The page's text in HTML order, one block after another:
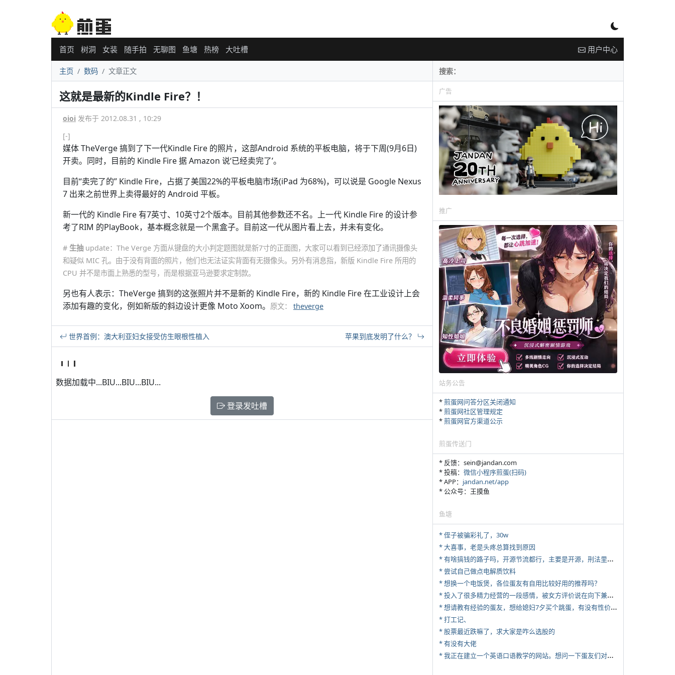
首页 树洞 女装 随手拍 无聊图 鱼塘 热榜 大吐槽 用户中心
主页 数码 文章正文
这就是最新的Kindle Fire？！
oioi 发布于 2012.08.31 , 10:29
[-]
媒体 TheVerge 搞到了下一代Kindle Fire 的照片，这部Android 系统的平板电脑，将于下周(9月6日)
开卖。同时，目前的 Kindle Fire 据 Amazon 说‘已经卖完了’。
目前“卖完了的” Kindle Fire，占据了美国22%的平板电脑市场(iPad 为68%)，可以说是 Google Nexus
7 出来之前世界上卖得最好的 Android 平板。
新一代的 Kindle Fire 有7英寸、10英寸2个版本。目前其他参数还不名。上一代 Kindle Fire 的设计参
考了RIM 的PlayBook，基本概念就是一个黑盒子。目前这一代从图片看上去，并未有变化。
# 生抽 update：The Verge 方面从键盘的大小判定题图就是新7寸的正面图，大家可以看到已经添加了通讯摄像头
和疑似 MIC 孔。由于没有背面的照片，他们也无法证实背面有无摄像头。另外有消息指，新版 Kindle Fire 所用的
CPU 并不是市面上熟悉的型号，而是根据亚马逊要求定制款。
另也有人表示：TheVerge 搞到的这张照片并不是新的 Kindle Fire，新的 Kindle Fire 在工业设计上会
添加有趣的变化，例如新版的斜边设计更像 Moto Xoom。 原文： theverge
世界首例：澳大利亚妇女接受仿生眼根性植入 苹果到底发明了什么？
数据加载中...BIU...BIU...BIU...
登录发吐槽
广告
推广
站务公告
*煎蛋网问答分区关闭通知
*煎蛋网社区管理规定
*煎蛋网官方渠道公示
煎蛋传送门
* 反馈：sein@jandan.com
* 投稿： 微信小程序煎蛋(扫码)
* APP： jandan.net/app
* 公众号：王摸鱼
鱼塘
* 侄子被骗彩礼了，30w
* 大喜事，老是头疼总算找到原因
*
有啥搞钱的路子吗，开源节流都行，主要是开源，刑法里的咱不做
* 尝试自己做点电解质饮料
* 想换一个电饭煲，各位蛋友有自用比较好用的推荐吗？
*
投入了很多精力经营的一段感情，被女方评价说在向下兼容我，感觉有点破防
*
想请教有经验的蛋友，想给媳妇7夕买个跳蛋，有没有性价比高的推荐
* 打工记、
* 股票最近跌嘛了，求大家是咋么选股的
* 有没有大佬
*
我正在建立一个英语口语教学的网站。想问一下蛋友们对这类教学机构或网站的痛点。